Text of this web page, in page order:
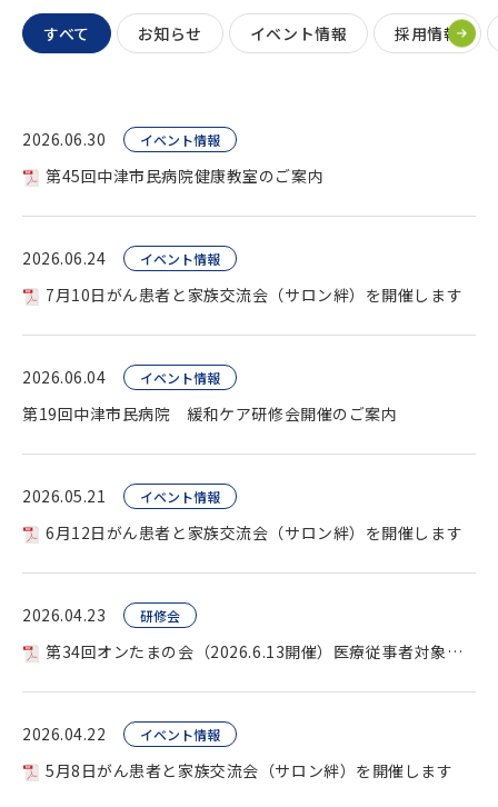
すべて お知らせ イベント情報 採用情報
2026.06.30 イベント情報
第45回中津市民病院健康教室のご案内
2026.06.24 イベント情報
7月10日がん患者と家族交流会（サロン絆）を開催します
2026.06.04 イベント情報
第19回中津市民病院 緩和ケア研修会開催のご案内
2026.05.21 イベント情報
6月12日がん患者と家族交流会（サロン絆）を開催します
2026.04.23 研修会
第34回オンたまの会（2026.6.13開催）医療従事者対象を開催します。
2026.04.22 イベント情報
5月8日がん患者と家族交流会（サロン絆）を開催します